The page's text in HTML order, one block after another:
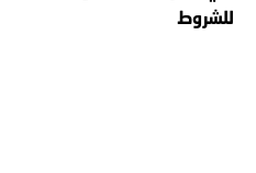
للشروط